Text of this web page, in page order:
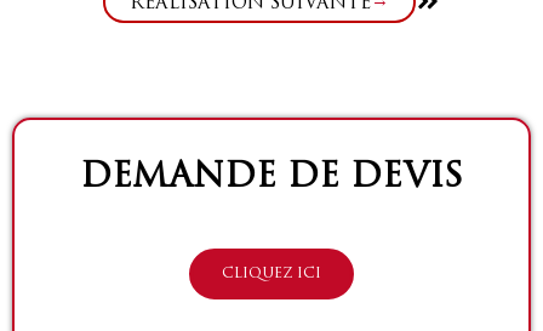
RÉALISATION SUIVANTE
DEMANDE DE DEVIS
CLIQUEZ ICI